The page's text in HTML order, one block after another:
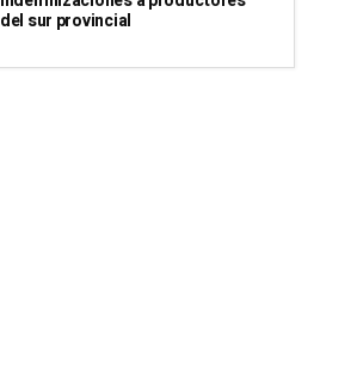
del sur provincial